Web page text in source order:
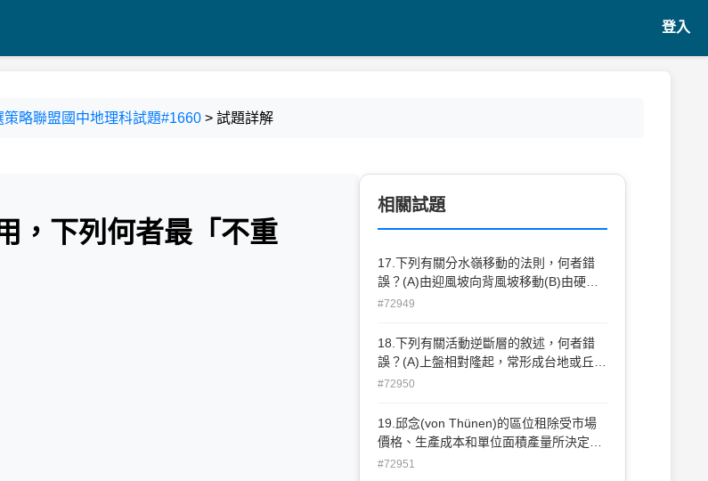
登入
略聯盟國中地理科試題#1660 > 試題詳解
，下列何者最「不重
相關試題
17.下列有關分水嶺移動的法則，何者錯
誤？(A)由迎風坡向背風坡移動(B)由硬岩
區向軟岩區移動(C)由陡坡區向緩坡區移動
#72949
18.下列有關活動逆斷層的敘述，何者錯
誤？(A)上盤相對隆起，常形成台地或丘陵
(B)上盤河階的階數較下盤為多(C)上盤露
地活動，並產生地震。
#72950
19.邱念(von Thünen)的區位租除受市場
價格、生產成本和單位面積產量所決定
外，尚受下列哪一因素所決定？(A)土壤
#72951